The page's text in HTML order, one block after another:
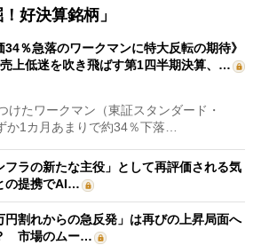
好決算銘柄」
34％急落のワークマンに特大反転の期待》
上低迷を吹き飛ばす第1四半期決算、…
たワークマン（東証スタンダード・
か1カ月あまりで約34％下落…
フラの新たな主役」として再評価される気
の提携でAI…
円割れからの急反発」は再びの上昇局面へ
市場のムー…